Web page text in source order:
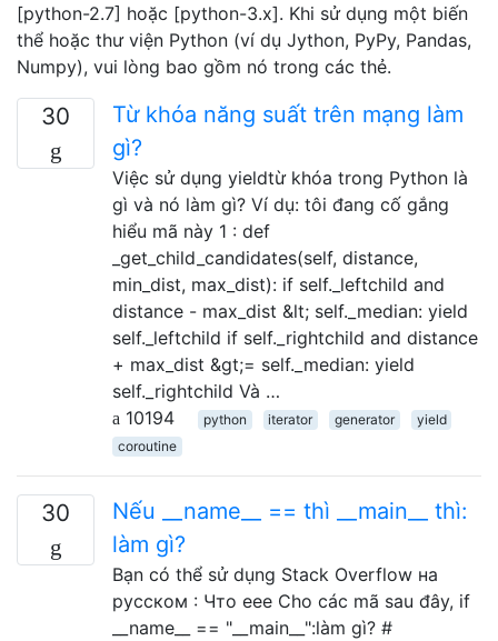
[python-2.7] hoặc [python-3.x]. Khi sử dụng một biến
thể hoặc thư viện Python (ví dụ Jython, PyPy, Pandas,
Numpy), vui lòng bao gồm nó trong các thẻ.
30
Từ khóa năng suất trên mạng làm
gì?
Việc sử dụng yieldtừ khóa trong Python là
gì và nó làm gì? Ví dụ: tôi đang cố gắng
hiểu mã này 1 : def
_get_child_candidates(self, distance,
min_dist, max_dist): if self._leftchild and
distance - max_dist &lt; self._median: yield
self._leftchild if self._rightchild and distance
+ max_dist &gt;= self._median: yield
self._rightchild Và …
10194
python iterator generator
yield
coroutine
30
Nếu __name__ == thì __main__ thì:
làm gì?
Bạn có thể sử dụng Stack Overflow на
русском : Что еее Cho các mã sau đây, if
__name__ == "__main__":làm gì? #